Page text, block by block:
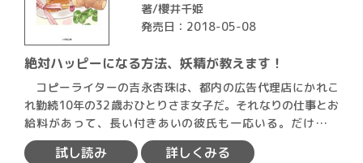
著/櫻井千姫
発売日：2018-05-08
絶対ハッピーになる方法、妖精が教えます！
コピーライターの吉永杏珠は、都内の広告代理店にかれこ
れ勤続10年の32歳おひとりさま女子だ。それなりの仕事とお
給料があって、長い付きあいの彼氏も一応いる。だけど最
近、公…
試し読み 詳しくみる